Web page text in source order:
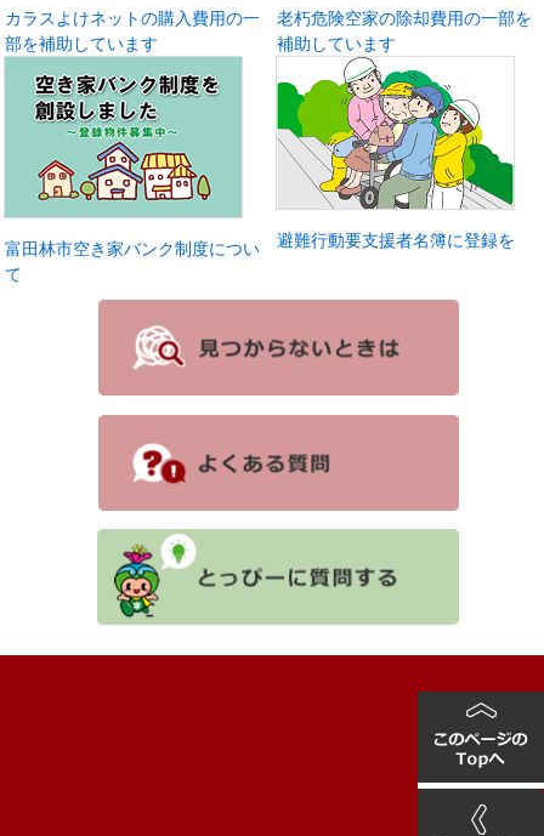
カラスよけネットの購入費用の一
部を補助しています
老朽危険空家の除却費用の一部を
補助しています
富田林市空き家バンク制度につい
て
避難行動要支援者名簿に登録を